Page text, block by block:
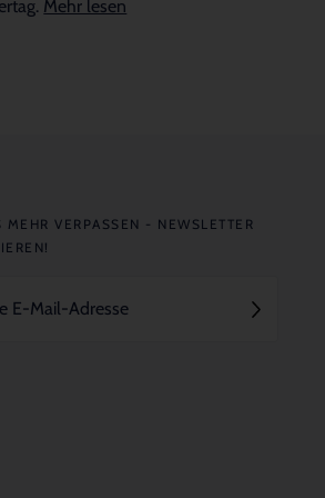
Mehr lesen
MEHR VERPASSEN - NEWSLETTER